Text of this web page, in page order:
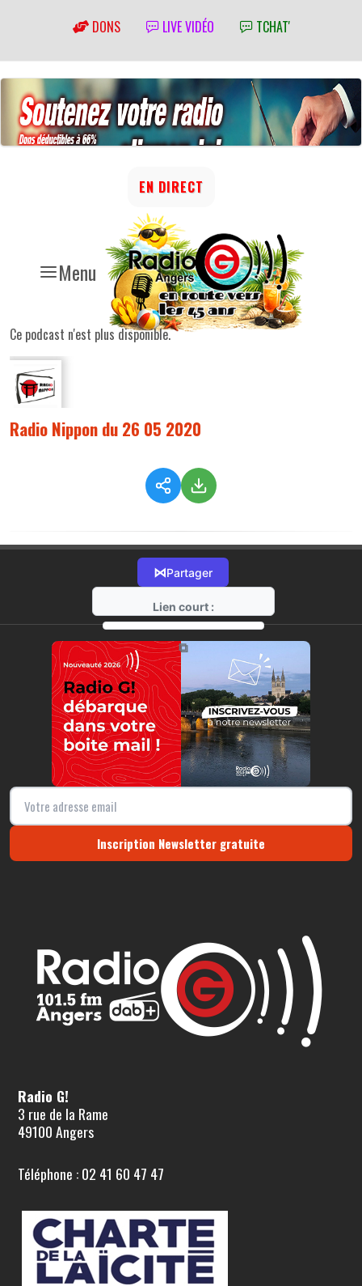
DONS LIVE VIDÉO TCHAT'
Menu
EN DIRECT
Ce podcast n'est plus disponible.
Radio Nippon du 26 05 2020
⋈Partager
Lien court :
https://radio-g.fr?2186
⧉
Inscription Newsletter gratuite
Radio G!
3 rue de la Rame
49100 Angers
Téléphone : 02 41 60 47 47